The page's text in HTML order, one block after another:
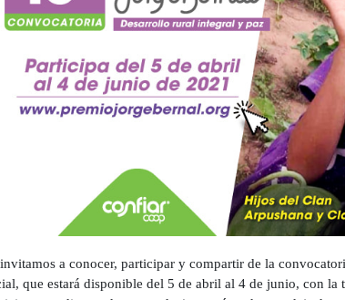
a conocer, participar y compartir de la
que estará disponible del 5 de abril al 4 de junio, con